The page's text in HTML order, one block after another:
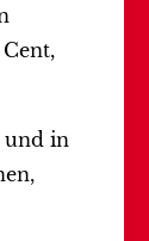
und in